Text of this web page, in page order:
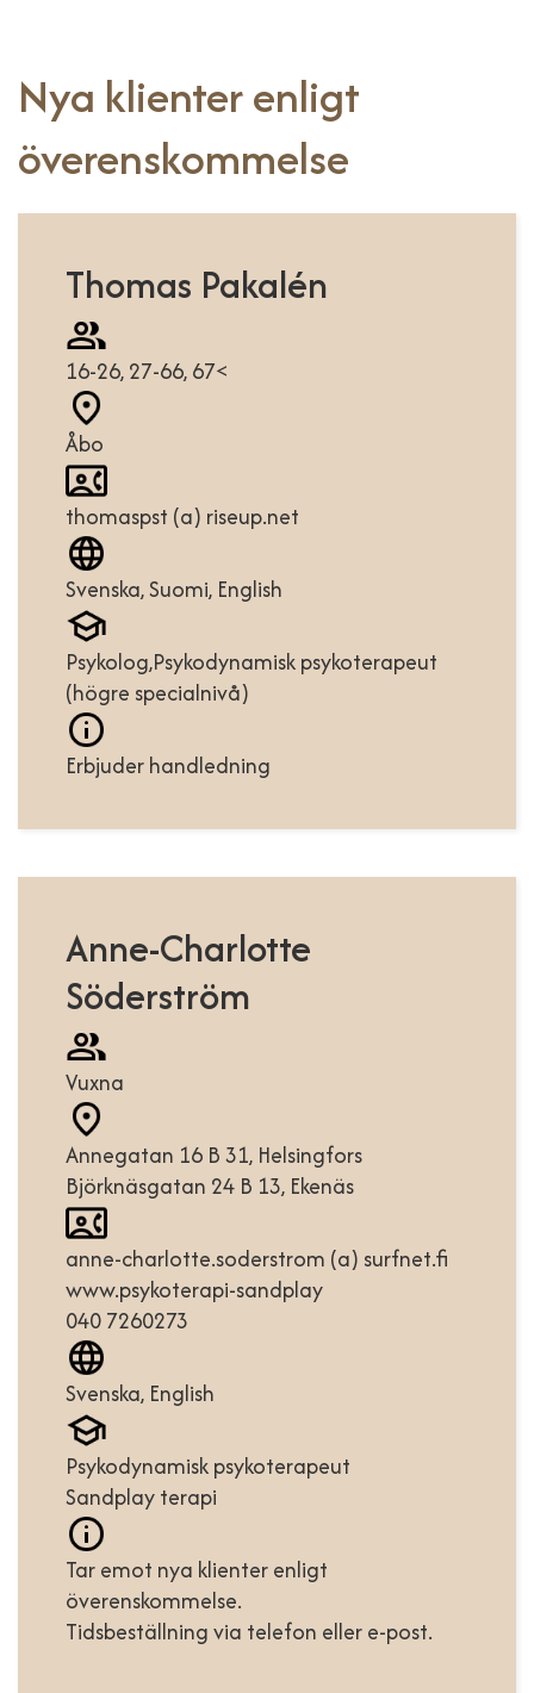
Nya klienter enligt
överenskommelse
Thomas Pakalén
16-26, 27-66, 67<
Åbo
thomaspst (a) riseup.net
Svenska, Suomi, English
Psykolog,Psykodynamisk psykoterapeut
(högre specialnivå)
Erbjuder handledning
Anne-Charlotte
Söderström
Vuxna
Annegatan 16 B 31, Helsingfors
Björknäsgatan 24 B 13, Ekenäs
anne-charlotte.soderstrom (a) surfnet.fi
www.psykoterapi-sandplay
040 7260273
Svenska, English
Psykodynamisk psykoterapeut
Sandplay terapi
Tar emot nya klienter enligt
överenskommelse.
Tidsbeställning via telefon eller e-post.